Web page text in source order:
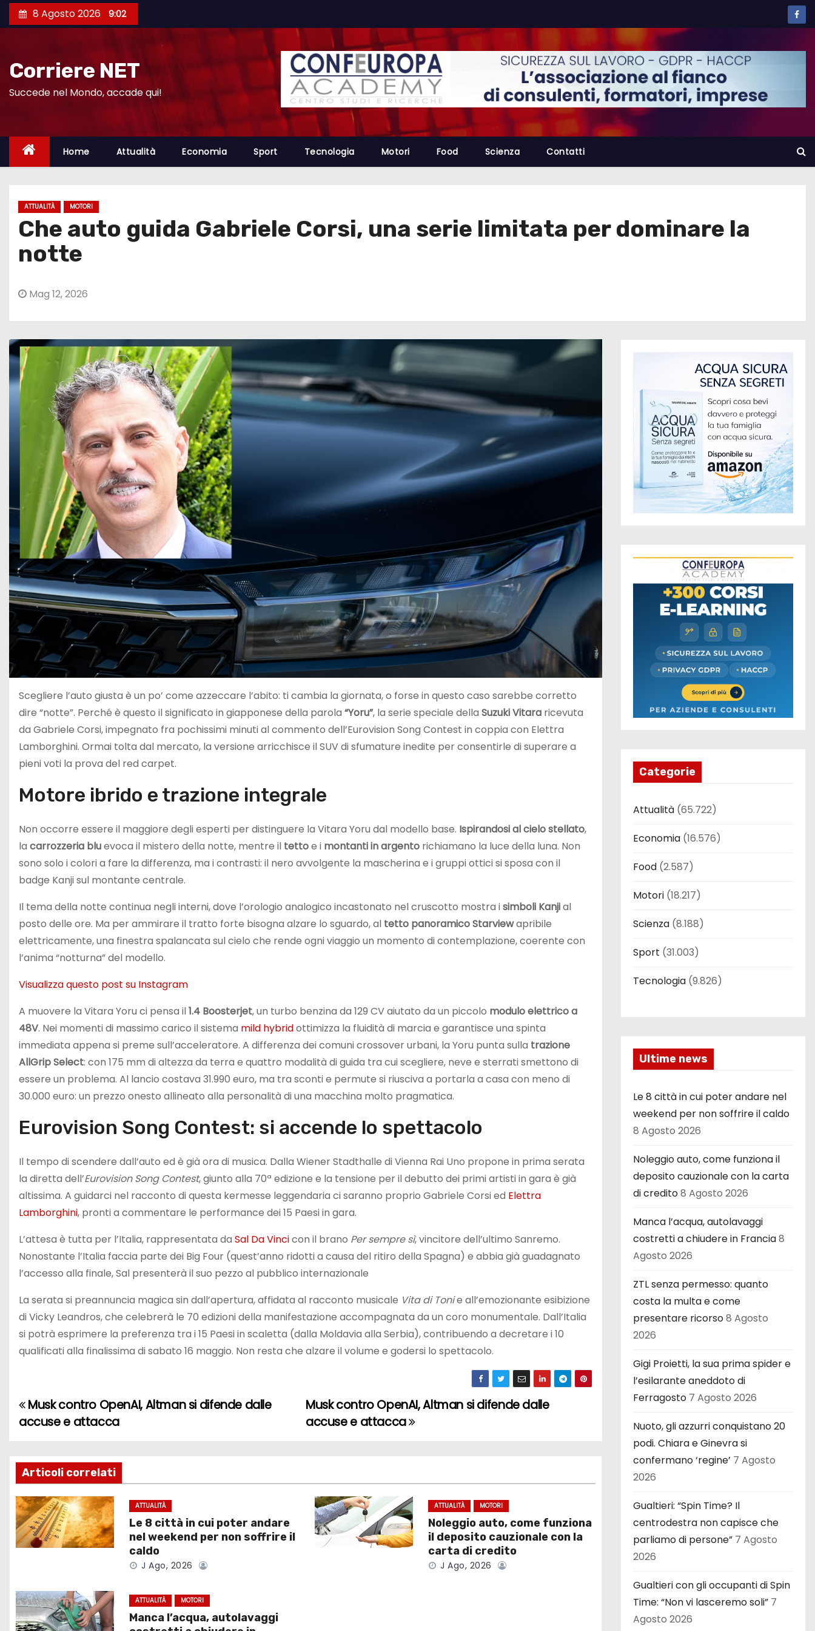
a
8 Agosto 2026 9:02
Corriere NET
Succede nel Mondo, accade qui!
Home Attualità Economia Sport Tecnologia Motori Food Scienza Contatti
ATTUALITÀ MOTORI
Che auto guida Gabriele Corsi, una serie limitata per dominare la
notte
Mag 12, 2026
Scegliere l’auto giusta è un po’ come azzeccare l’abito: ti cambia la giornata, o forse in questo caso sarebbe corretto
dire “notte”. Perché è questo il significato in giapponese della parola “Yoru”, la serie speciale della Suzuki Vitara ricevuta
da Gabriele Corsi, impegnato fra pochissimi minuti al commento dell’Eurovision Song Contest in coppia con Elettra
Lamborghini. Ormai tolta dal mercato, la versione arricchisce il SUV di sfumature inedite per consentirle di superare a
pieni voti la prova del red carpet.
Motore ibrido e trazione integrale
Non occorre essere il maggiore degli esperti per distinguere la Vitara Yoru dal modello base. Ispirandosi al cielo stellato,
la carrozzeria bluevoca il mistero della notte, mentre il tettoe i montanti in argento richiamano la luce della luna. Non
sono solo i colori a fare la differenza, ma i contrasti: il nero avvolgente la mascherina e i gruppi ottici si sposa con il
badge Kanji sul montante centrale.
Il tema della notte continua negli interni, dove l’orologio analogico incastonato nel cruscotto mostra isimboli Kanjial
posto delle ore. Ma per ammirare il tratto forte bisogna alzare lo sguardo, al tetto panoramico Starviewapribile
elettricamente, una finestra spalancata sul cielo che rende ogni viaggio un momento di contemplazione, coerente con
l’anima “notturna” del modello.
Visualizza questo post su Instagram
A muovere la Vitara Yoru ci pensa il1.4 Boosterjet, un turbo benzina da 129 CV aiutato da un piccolo modulo elettrico a
48V. Nei momenti di massimo carico il sistema mild hybridottimizza la fluidità di marcia e garantisce una spinta
immediata appena si preme sull’acceleratore. A differenza dei comuni crossover urbani, la Yoru punta sulla trazione
AllGrip Select: con 175 mm di altezza da terra e quattro modalità di guida tra cui scegliere, neve e sterrati smettono di
essere un problema. Al lancio costava 31.990 euro, ma tra sconti e permute si riusciva a portarla a casa con meno di
30.000 euro: un prezzo onesto allineato alla personalità di una macchina molto pragmatica.
Eurovision Song Contest: si accende lo spettacolo
Il tempo di scendere dall’auto ed è già ora di musica. Dalla Wiener Stadthalle di Vienna Rai Uno propone in prima serata
la diretta dell’Eurovision Song Contest, giunto alla 70ª edizione e la tensione per il debutto dei primi artisti in gara è già
altissima. A guidarci nel racconto di questa kermesse leggendaria ci saranno proprio Gabriele Corsi ed Elettra
Lamborghini, pronti a commentare le performance dei 15 Paesi in gara.
L’attesa è tutta per l’Italia, rappresentata da Sal Da Vincicon il brano Per sempre sì, vincitore dell’ultimo Sanremo.
Nonostante l’Italia faccia parte dei Big Four (quest’anno ridotti a causa del ritiro della Spagna) e abbia già guadagnato
l’accesso alla finale, Sal presenterà il suo pezzo al pubblico internazionale
La serata si preannuncia magica sin dall’apertura, affidata al racconto musicale Vita di Tonie all’emozionante esibizione
di Vicky Leandros, che celebrerà le 70 edizioni della manifestazione accompagnata da un coro monumentale. Dall’Italia
si potrà esprimere la preferenza tra i 15 Paesi in scaletta (dalla Moldavia alla Serbia), contribuendo a decretare i 10
qualificati alla finalissima di sabato 16 maggio. Non resta che alzare il volume e godersi lo spettacolo.
N
v
i
g
a
i
o
Musk contro OpenAI, Altman si difende dalle
accuse e attacca
Musk contro OpenAI, Altman si difende dalle
accuse e attacca
Articoli correlati
ATTUALITÀ
Le 8 città in cui poter andare
nel weekend per non soffrire il
caldo
J Ago, 2026
ATTUALITÀ MOTORI
Noleggio auto, come funziona
il deposito cauzionale con la
carta di credito
J Ago, 2026
ATTUALITÀ MOTORI
Manca l’acqua, autolavaggi
Categorie
Attualità (65.722)
Economia (16.576)
Food (2.587)
Motori (18.217)
Scienza (8.188)
Sport (31.003)
Tecnologia (9.826)
Ultime news
Le 8 città in cui poter andare nel
weekend per non soffrire il caldo
8 Agosto 2026
Noleggio auto, come funziona il
deposito cauzionale con la carta
di credito8 Agosto 2026
Manca l’acqua, autolavaggi
costretti a chiudere in Francia8
Agosto 2026
ZTL senza permesso: quanto
costa la multa e come
presentare ricorso8 Agosto
2026
Gigi Proietti, la sua prima spider e
l’esilarante aneddoto di
Ferragosto 7 Agosto 2026
Nuoto, gli azzurri conquistano 20
podi. Chiara e Ginevra si
confermano ‘regine’ 7 Agosto
2026
Gualtieri: “Spin Time? Il
centrodestra non capisce che
parliamo di persone” 7 Agosto
2026
Gualtieri con gli occupanti di Spin
Time: “Non vi lasceremo soli” 7
Agosto 2026